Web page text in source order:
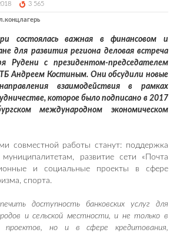
3 565
состоялась важная в финансовом и
для развития региона деловая встреча
Рудени с президентом-председателем
Андреем Костиным. Они обсудили новые
взаимодействия в рамках
которое было подписано в 2017
международном экономическом
совместной работы станут: поддержка
развитие сети «Почта
и социальные проекты в сфере
спорта.
доступность банковских услуг для
и сельской местности, и не только в
проектов, но и в сфере кредитования,